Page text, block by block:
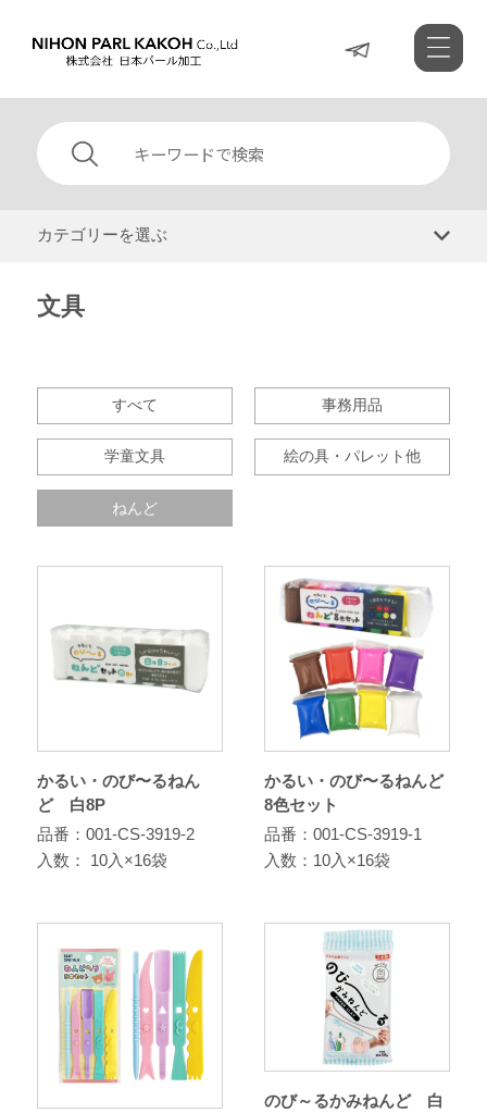
カテゴリーを選ぶ
文具
すべて 事務用品
学童文具 絵の具・パレット他
ねんど
かるい・のび〜るねん
ど 白8P
品番：001-CS-3919-2
入数： 10入×16袋
かるい・のび〜るねんど
8色セット
品番：001-CS-3919-1
入数：10入×16袋
のび～るかみねんど 白